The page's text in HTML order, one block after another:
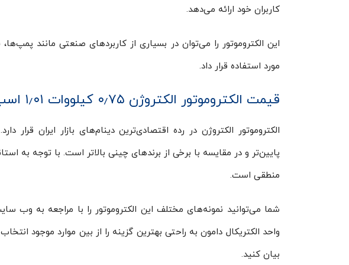
کاربران خود ارائه می‌دهد.
این الکتروموتور را می‌توان در بسیاری از کاربردهای صنعتی مانند
مورد استفاده قرار داد.
قیمت الکتروموتور الکتروژن ۰٫۷۵ کیلووات ۱٫۰۱ اسب ۱۵۰۰ دور
الکتروموتور الکتروژن در رده اقتصادی‌ترین دینام‌های بازار ایران
منطقی است.
شما می‌توانید نمونه‌های مختلف این الکتروموتور را با مراجعه به وب
واحد الکتریکال دامون به راحتی بهترین گزینه را از بین موارد موجود
بیان کنید.